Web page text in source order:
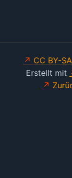
CC BY-
Erstellt mit